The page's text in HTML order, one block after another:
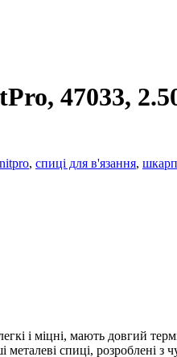
47033,
, спиці для в'язання,
і міцні, мають довгий
спиці, розроблені